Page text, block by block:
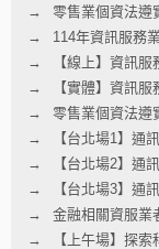
零售業個資法遵
114年資訊服務
【線上】資訊
【實體】資訊
零售業個資法遵
【台北場1】通
【台北場2】通
【台北場3】通
金融相關資服業
【上午場】探